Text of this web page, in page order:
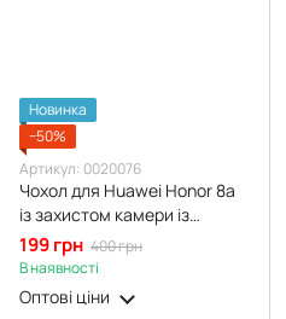
Новинка
−50%
Артикул: 0020076
Чохол для Huawei Honor 8a
із захистом камери із
золотою окантовкою на
хуавей хонор 8a синій gs1
199 грн 400 грн
В наявності
Оптові ціни